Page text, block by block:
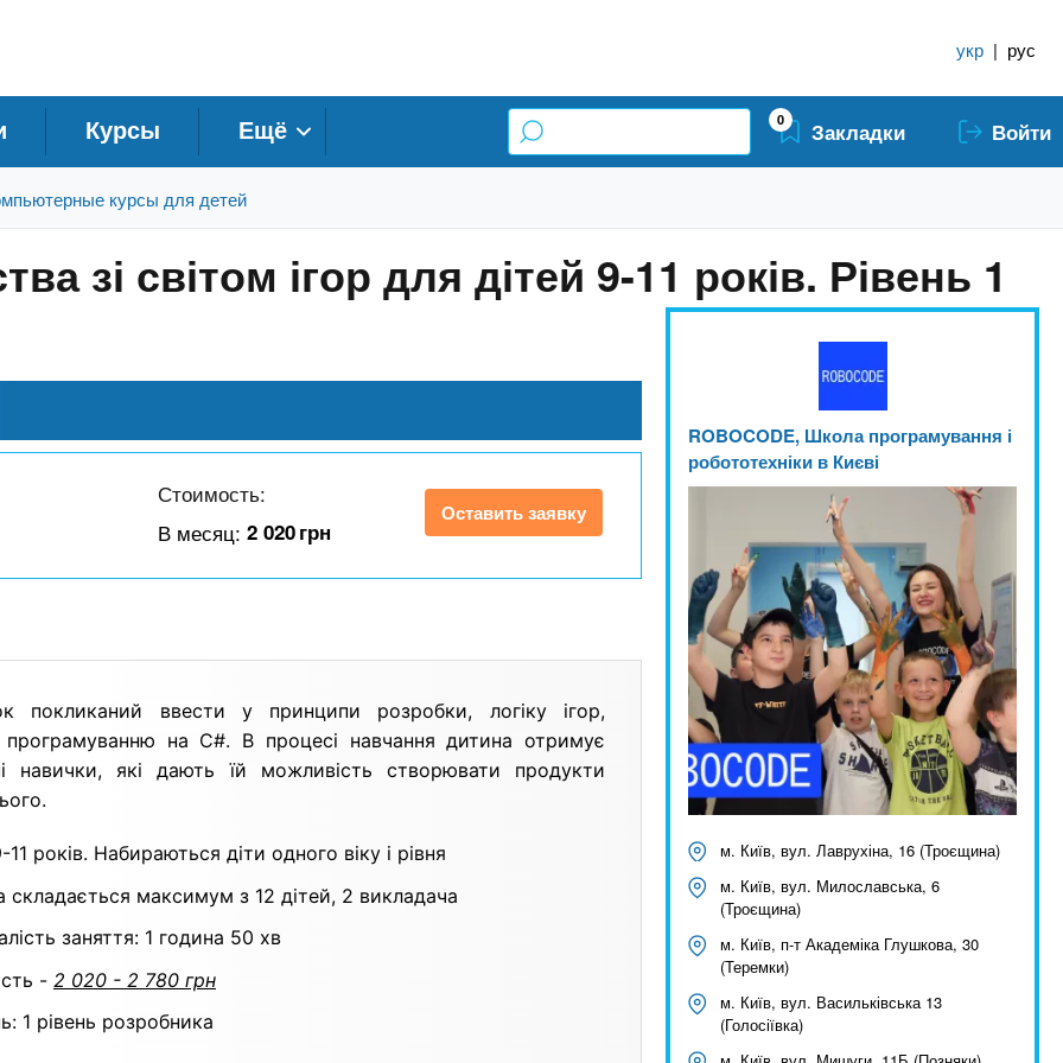
укр | рус
Курсы Ещё 0 Закладки Войти
курсы для детей
зі світом ігор для дітей 9-11 років. Рівень 1
Стоимость:
В месяц:2 020грн
Оставить заявку
покликаний ввести у принципи розробки, логіку ігор,
програмуванню на С#. В процесі навчання дитина отримує
навички, які дають їй можливість створювати продукти
11 років. Набираються дiти одного вiку i рiвня
складається максимум з 12 дiтей, 2 викладача
заняття: 1 година 50 хв
- 2 020 - 2 780 грн
1 рівень розробника
ROBOCODE, Школа програмування і
робототехніки в Києві
м. Київ, вул. Лаврухіна, 16 (Троєщина)
м. Київ, вул. Милославська, 6
(Троєщина)
м. Київ, п-т Академіка Глушкова, 30
(Теремки)
м. Київ, вул. Васильківська 13
(Голосіївка)